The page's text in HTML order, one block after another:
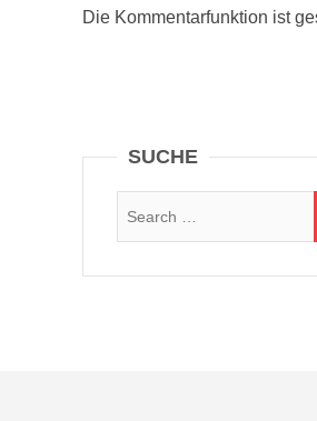
Die Kommentarfunktion ist
SUCHE